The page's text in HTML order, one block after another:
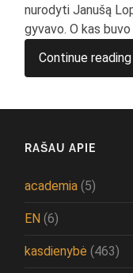
nurodyti Janušą
gyvavo. O kas
Continue reading
RAŠAU APIE
academia (5)
EN (6)
kasdienybė (463)